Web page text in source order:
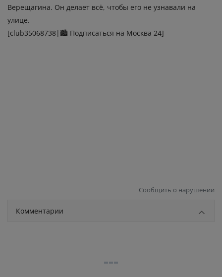
Верещагина. Он делает всё, чтобы его не узнавали на
улице.
[club35068738|🏙 Подписаться на Москва 24]
Сообщить о нарушении
Комментарии